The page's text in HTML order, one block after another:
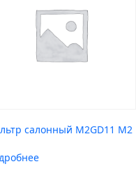
салонный M2GD11 M2